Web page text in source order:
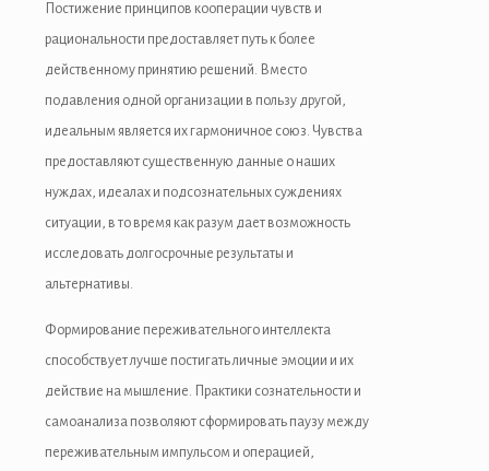
Постижение принципов кооперации чувств и
рациональности предоставляет путь к более
действенному принятию решений. Вместо
подавления одной организации в пользу другой,
идеальным является их гармоничное союз. Чувства
предоставляют существенную данные о наших
нуждах, идеалах и подсознательных суждениях
ситуации, в то время как разум дает возможность
исследовать долгосрочные результаты и
альтернативы.
Формирование переживательного интеллекта
способствует лучше постигать личные эмоции и их
действие на мышление. Практики сознательности и
самоанализа позволяют сформировать паузу между
переживательным импульсом и операцией,